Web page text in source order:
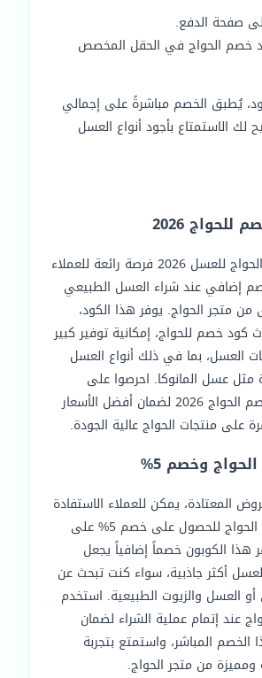
صفحة الدفع.
خصم الحواج في الحقل المخصص
يُطبق الخصم مباشرةً على إجمالي
لك الاستمتاع بأجود أنواع العسل
2026
يتيح كود خصم الحواج للعسل 2026 فرصة رائعة للعملاء
إضافي عند شراء العسل الطبيعي
من متجر الحواج. يوفر هذا الكود،
كود خصم للحواج، إمكانية توفير كبير
العسل، بما في ذلك أنواع العسل
مثل عسل المانوكا. احرصوا على
استخدام كود خصم الحواج 2026 لضمان أفضل الأسعار
على منتجات الحواج عالية الجودة.
وخصم 5%
المعتادة، يمكن للعملاء الاستفادة
من كوبون خصم الحواج للحصول على خصم 5% على
هذا الكوبون خصماً إضافياً يجعل
أكثر جاذبية، سواء كنت تبحث عن
العسل والزيوت الطبيعية. استخدم
عند إتمام عملية الشراء لضمان
المباشر، واستمتع بتجربة
من متجر الحواج.